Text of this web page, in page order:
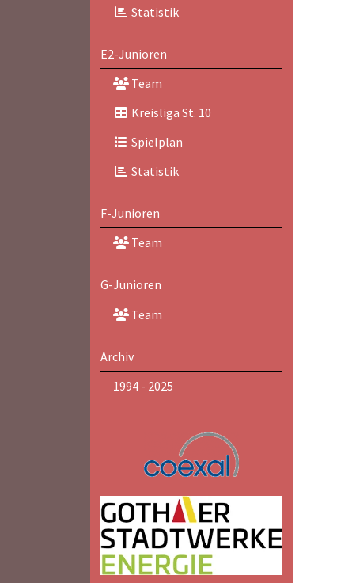
Statistik
E2-Junioren
Team
Kreisliga St. 10
Spielplan
Statistik
F-Junioren
Team
G-Junioren
Team
Archiv
1994 - 2025